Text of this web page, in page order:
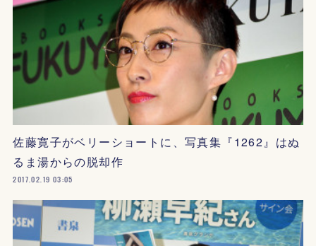
佐藤寛子がベリーショートに、写真集『1262』はぬ
るま湯からの脱却作
2017.02.19 03:05